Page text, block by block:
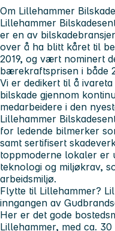
Om Lillehammer
Lillehammer
er en av
over å ha blitt kåret til
2019, og vært nominert
bærekraftsprisen i både
Vi er dedikert til å
bilskade gjennom
medarbeidere i den
Lillehammer
for ledende bilmerker
samt sertifisert
toppmoderne lokaler er
teknologi og miljøkrav,
arbeidsmiljø.
Flytte til Lillehammer?
inngangen av
Her er det gode
Lillehammer, med ca.